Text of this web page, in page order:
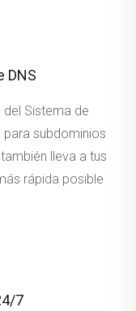
DNS
Sistema de
subdominios
lleva a tus
rápida posible.
7